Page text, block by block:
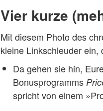
Vier kurze
Mit diesem Photo des
kleine Linkschleuder
Da gehen sie hin,
Bonusprogramms
spricht von einem